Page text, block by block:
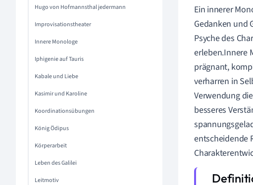
Hugo von Hofmannsthal jedermann
Improvisationstheater
Innere Monologe
Iphigenie auf Tauris
Kabale und Liebe
Kasimir und Karoline
Koordinationsübungen
König Ödipus
Körperarbeit
Leben des Galilei
Leitmotiv
Ein innerer
Gedanken und
Psyche des
erleben.Innere
prägnant,
verharren in
Verwendung
besseres
entscheidende